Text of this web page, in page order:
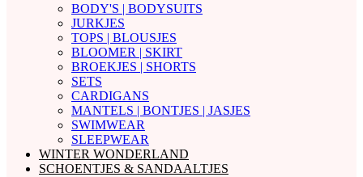
BODY'S | BODYSUITS
JURKJES
TOPS | BLOUSJES
BLOOMER | SKIRT
BROEKJES | SHORTS
SETS
CARDIGANS
MANTELS | BONTJES | JASJES
SWIMWEAR
SLEEPWEAR
WINTER WONDERLAND
SCHOENTJES & SANDAALTJES